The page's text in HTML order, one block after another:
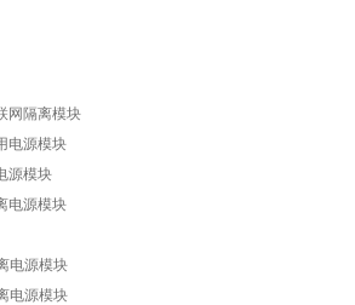
网隔离模块
电源模块
源模块
电源模块
电源模块
电源模块